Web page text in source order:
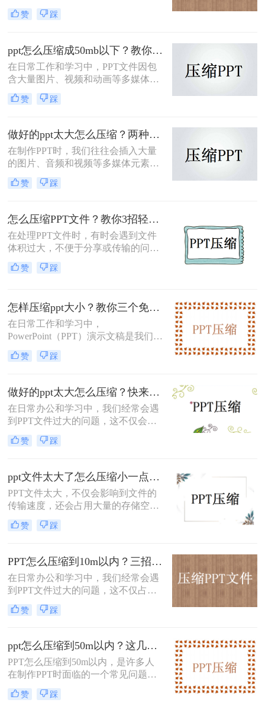
媒体内容而广受欢迎。然而，随着内
容的增加，文件体积也相应增大，这
件的快速传输。为了帮助您解决ppt怎
么压缩文件大小问题，本文将介绍三
种有效的方法来压缩PPT文件大小。
赞 踩
ppt怎么压缩成50mb以下？教你3种高效压缩方法！
在日常工作和学习中，PPT文件因包
含大量图片、视频和动画等多媒体元
素，往往会导致文件体积过大，不仅
占用存储空间，还会影响文件传输速
至50MB以下，那么ppt怎么压缩成
50mb以下呢？本文将介绍三种实用的
方法。
赞 踩
做好的ppt太大怎么压缩？两种压缩方法帮你解决！
在制作PPT时，我们往往会插入大量
的图片、音频和视频等多媒体元素，
导致PPT文件体积庞大，不仅占用存
储空间，还影响文件的传输效率。那
介绍两种有效的PPT压缩方法，帮助
你轻松解决这一问题。
赞 踩
怎么压缩PPT文件？教你3招轻松搞定！
在处理PPT文件时，有时会遇到文件
体积过大，不便于分享或传输的问
题。那么怎么压缩PPT文件呢？本文
将介绍三种压缩PPT文件的方法，帮
赞 踩
怎样压缩ppt大小？教你三个免费方法！
在日常工作和学习中，
PowerPoint（PPT）演示文稿是我们表
达观点、分享信息的重要工具。然
而，随着多媒体元素的增加，如高清
积往往会变得异常庞大，这不仅占用
大量的存储空间，还会影响文件的传
输效率。那么怎样压缩ppt大小呢？本
文将介绍几种有效的PPT压缩方法，
帮助你轻松解决这一问题。
赞 踩
做好的ppt太大怎么压缩？快来试试这三种压缩方法！
在日常办公和学习中，我们经常会遇
到PPT文件过大的问题，这不仅会占
用大量存储空间，还会影响文件的传
输速度。本文将介绍三种有效的PPT
题。
赞 踩
ppt文件太大了怎么压缩小一点？这三种方法轻松解决！
​PPT文件太大，不仅会影响到文件的
传输速度，还会占用大量的存储空
间。为了解决这个问题，我们可以使
用一些方法来压缩PPT文件，使其变
见的ppt文件太大了怎么压缩小一点方
法，帮助您轻松地将文件大小缩小。
赞 踩
PPT怎么压缩到10m以内？三招教你给PPT“瘦身”！
在日常办公和学习中，我们经常会遇
到PPT文件过大的问题，这不仅占用
了大量的存储空间，还可能影响文件
的传输速度。特别是在需要上传到网
制往往令人头疼。那么，如何将PPT
文件压缩到10M以内呢？下面将介绍
三个实用方法。
赞 踩
ppt怎么压缩到50m以内？这几招让你的PPT秒瘦身！
PPT怎么压缩到50m以内，是许多人
在制作PPT时面临的一个常见问题。
PPT文件过大不仅会占用电脑的存储
空间，还会导致分享和传输过程中的
赞 踩